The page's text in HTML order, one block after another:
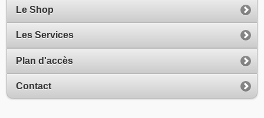
Le Shop
Les Services
Plan d'accès
Contact